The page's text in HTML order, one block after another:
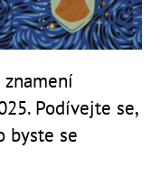
Podívejte se,
byste se